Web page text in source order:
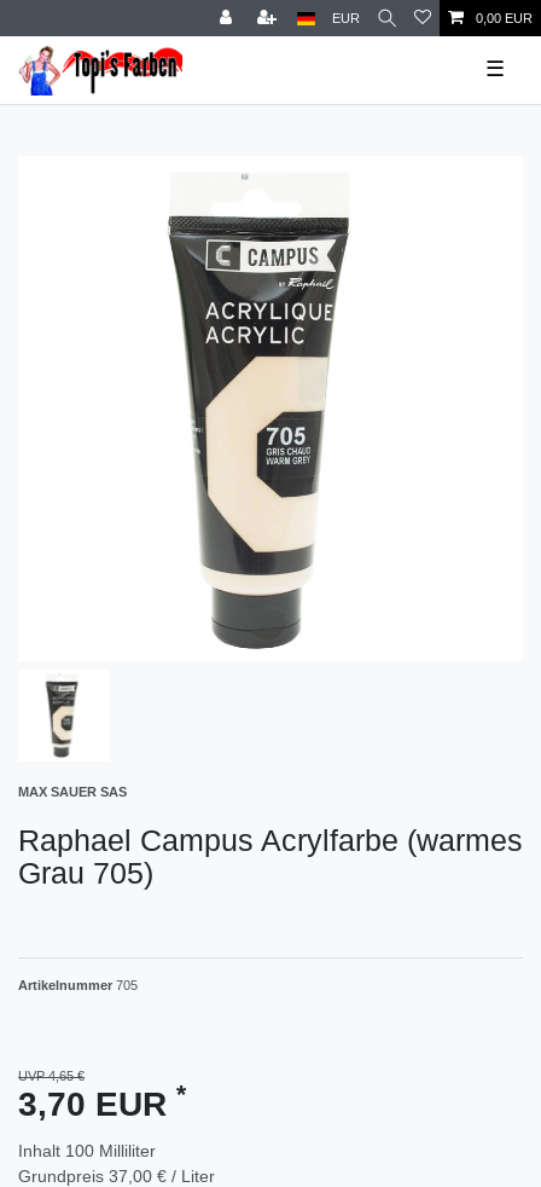
EUR 0,00 EUR
☰
MAX SAUER SAS
Raphael Campus Acrylfarbe (warmes
Grau 705)
Artikelnummer 705
UVP 4,65 €
3,70 EUR *
Inhalt 100 Milliliter
Grundpreis 37,00 € / Liter